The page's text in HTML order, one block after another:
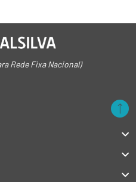
Rede Fixa Nacional)